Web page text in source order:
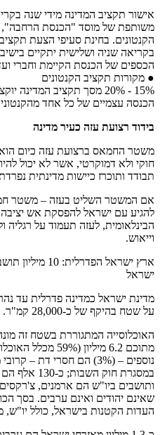
אישור תקציב המדינה מידי שנה
הקנטונים. בחינת סעיפי הצעת
בקריאה שניה ושלישית יתקיים
הכספים של הכנסת הקיימת וחברי
● מקורות תקציב הקנטונים
15% - 20% מסך תקציב
הכנסה עצמיים של כל אחד
בידוד רצועת עזה כעיר מדינה
משטר החמאס ברצועת עזה כיום הוא
חוקי ולא דמוקרטי, אשר לא יכול
תבודד ותוכרז כיישות מדינתית
אם המשטר השליט בעזה – משטר
להגיע עם ישראל להפסקת אש
הבינלאומית, לעזה תעמוד על
וייאוש.
ארץ ישראל
ישראל
מדינת ישראל כמדינה פדרלית עד
על שטח בהיקף של כ-28,000 קמ"ר.
נוספים – (3%) הם חסרי דת
ותושבים ביו"ש הם ארמנים,
שאינם יהודים ואינם ערבים. בסך
העדות הקטנות בישראל, כולל יו"ש, מונים כיום